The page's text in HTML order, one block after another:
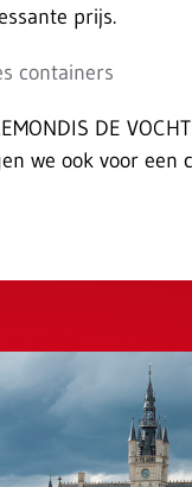
prijs.
containers
DE
we ook voor een